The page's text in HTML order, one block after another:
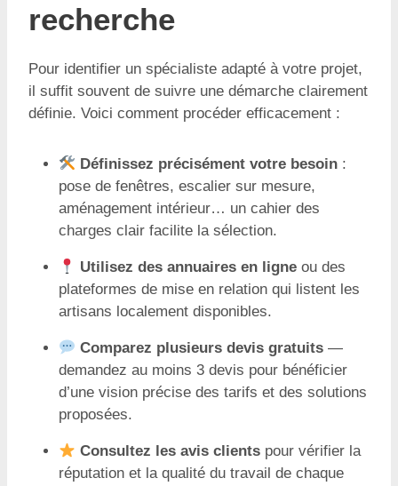
recherche
Pour identifier un spécialiste adapté à votre projet,
il suffit souvent de suivre une démarche clairement
définie. Voici comment procéder efficacement :
Définissez précisément votre besoin :
pose de fenêtres, escalier sur mesure,
aménagement intérieur… un cahier des
charges clair facilite la sélection.
Utilisez des annuaires en ligne ou des
plateformes de mise en relation qui listent les
artisans localement disponibles.
Comparez plusieurs devis gratuits —
demandez au moins 3 devis pour bénéficier
d’une vision précise des tarifs et des solutions
proposées.
Consultez les avis clients pour vérifier la
réputation et la qualité du travail de chaque